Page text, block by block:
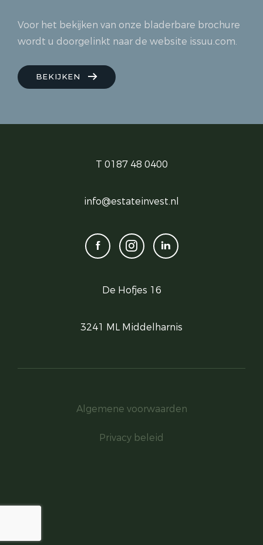
Voor het bekijken van onze bladerbare brochure
wordt u doorgelinkt naar de website issuu.com.
BEKIJKEN
T 0187 48 0400
info@estateinvest.nl
De Hofjes 16
3241 ML Middelharnis
Algemene voorwaarden
Privacy beleid